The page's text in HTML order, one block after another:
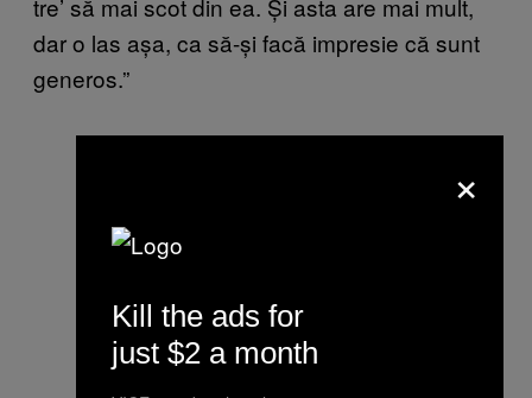
tre’ să mai scot din ea. Și asta are mai mult,
dar o las așa, ca să-și facă impresie că sunt
generos.”
×
Kill the ads for
just $2 a month